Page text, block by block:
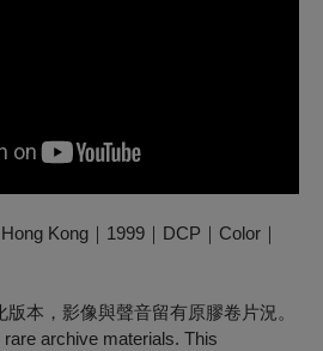
Kong｜1999｜DCP｜Color｜
本，影像與聲音留有原膠卷片況。
archive materials. This